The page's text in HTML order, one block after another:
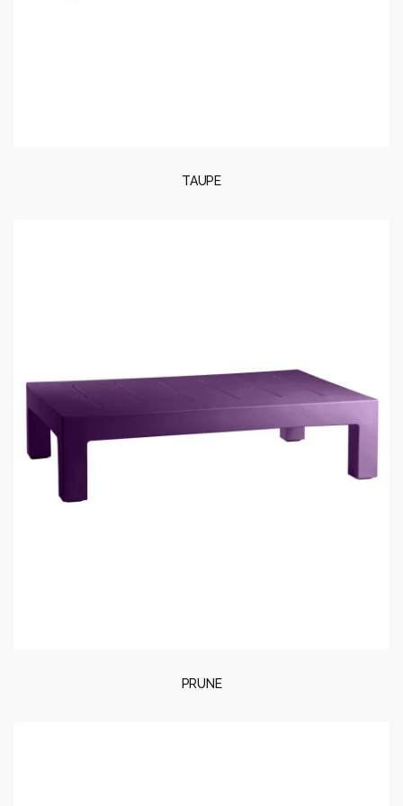
TAUPE
PRUNE